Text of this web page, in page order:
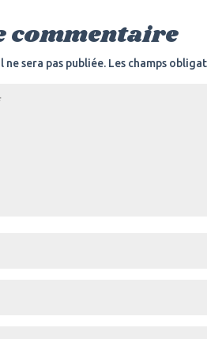
commentaire
sera pas publiée. Les champs